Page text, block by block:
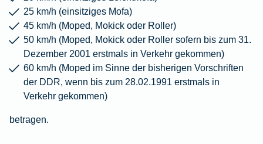
25 km/h (einsitziges Mofa)
45 km/h (Moped, Mokick oder Roller)
50 km/h (Moped, Mokick oder Roller sofern bis zum 31.
Dezember 2001 erstmals in Verkehr gekommen)
60 km/h (Moped im Sinne der bisherigen Vorschriften
der DDR, wenn bis zum 28.02.1991 erstmals in
Verkehr gekommen)
betragen.